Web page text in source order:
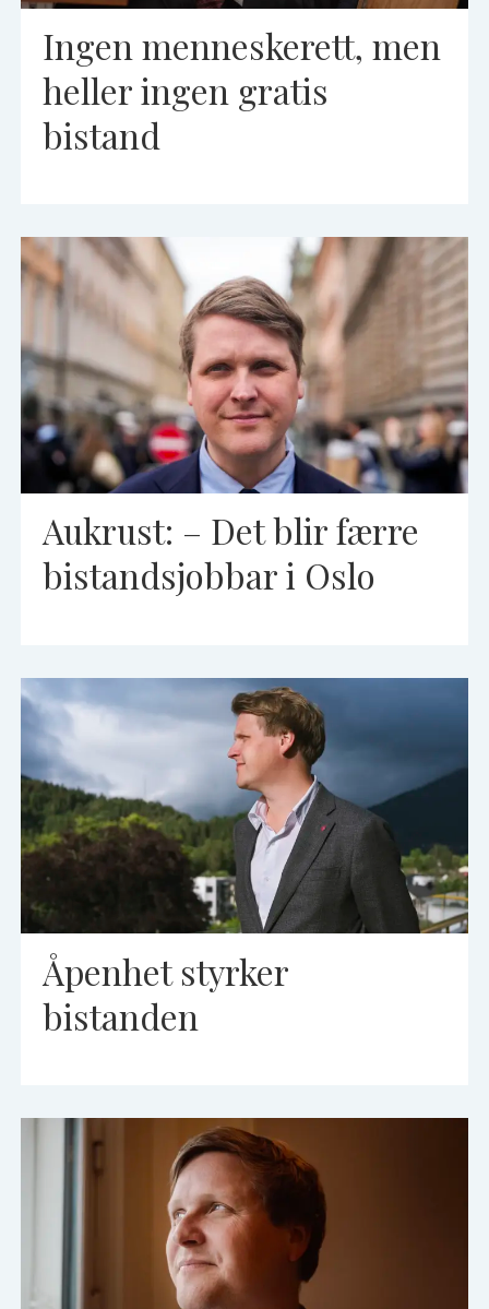
Ingen menneskerett, men
heller ingen gratis
bistand
Aukrust: – Det blir færre
bistandsjobbar i Oslo
Åpenhet styrker
bistanden